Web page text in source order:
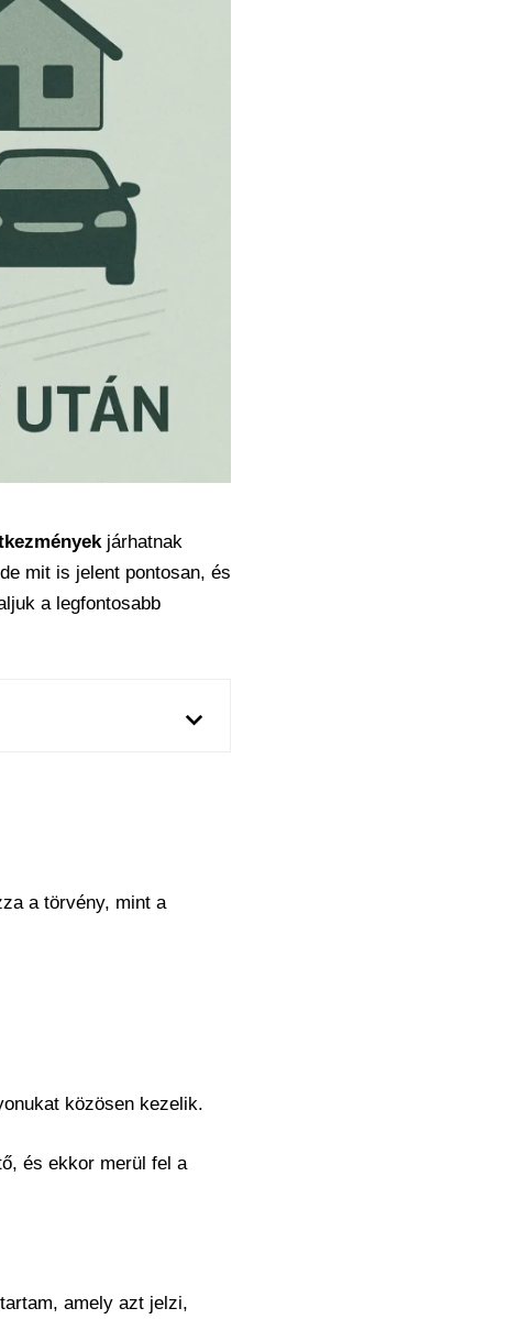
járhatnak
mit is jelent pontosan, és
a legfontosabb
a törvény, mint a
közösen kezelik.
és ekkor merül fel a
amely azt jelzi,